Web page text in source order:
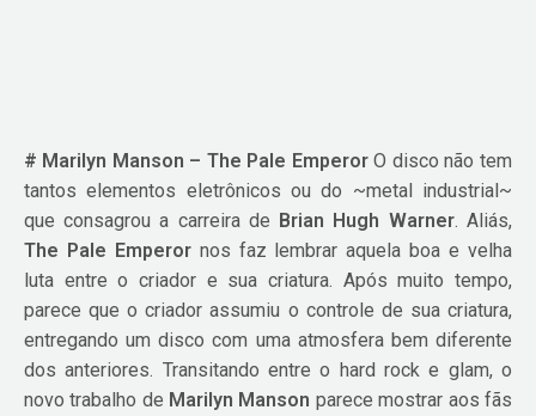
# Marilyn Manson – The Pale EmperorO disco não tem
tantos elementos eletrônicos ou do ~metal industrial~
que consagrou a carreira de Brian Hugh Warner. Aliás,
The Pale Emperornos faz lembrar aquela boa e velha
luta entre o criador e sua criatura. Após muito tempo,
parece que o criador assumiu o controle de sua criatura,
entregando um disco com uma atmosfera bem diferente
dos anteriores. Transitando entre o hard rock e glam, o
novo trabalho de Marilyn Manson parece mostrar aos fãs